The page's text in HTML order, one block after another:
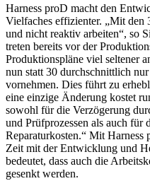
Harness proD macht den
Vielfaches effizienter. „Mit
und nicht reaktiv arbeiten“, so
treten bereits vor der
Produktionspläne viel seltener
nun statt 30 durchschnittlich
vornehmen. Dies führt zu
eine einzige Änderung kostet
sowohl für die Verzögerung
und Prüfprozessen als auch für
Reparaturkosten.“ Mit
Zeit mit der Entwicklung und
bedeutet, dass auch die
gesenkt werden.